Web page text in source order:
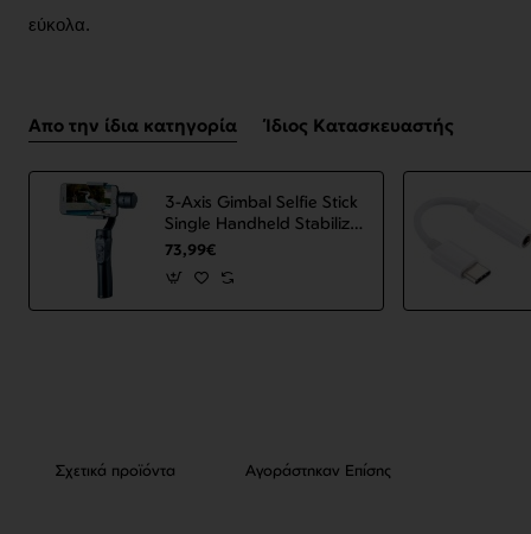
εύκολα.
Απο την ίδια κατηγορία Ίδιος Κατασκευαστής
3-Axis Gimbal Selfie Stick
Single Handheld Stabilizer
for Phone Gimbal
ΟΕΜ
73,99€
Σχετικά προϊόντα Αγοράστηκαν Επίσης